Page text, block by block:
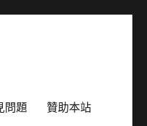
問題 贊助本站